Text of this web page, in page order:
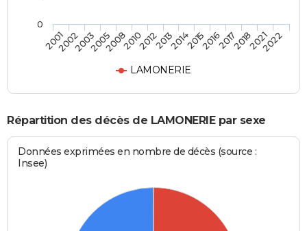
LAMONERIE
200120022003200520082010201220132014201520162017201820212022
0
Répartition des décès de LAMONERIE par sexe
Données exprimées en nombre de décès (source :
Insee)